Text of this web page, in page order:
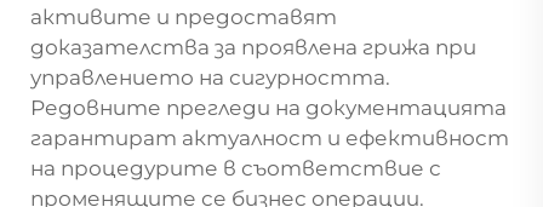
активите и предоставят
доказателства за проявлена грижа при
управлението на сигурността.
Редовните прегледи на документацията
гарантират актуалност и ефективност
на процедурите в съответствие с
променящите се бизнес операции.